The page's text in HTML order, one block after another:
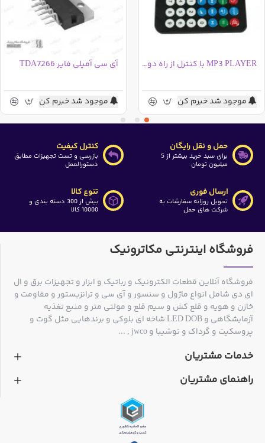
MP3 PLAYER با کنترل از راه دور و رادیو
موجود شد خبرم کن
آی سی آمپلی فایر TDA7266
موجود شد خبرم کن
حمل و نقل رایگان
برای سبد خرید بیشتر از 5
میلیون تومان
کنترل کیفیت
بازرسی و تست تجهیزات مطابق
دستورالعمل
ارسال فوری
تحویل روزانه سفارشات به
شرکت های حمل
تنوع کالا
بیش از 300 دسته بندی و
10000 کالا
فروشگاه اینترنتی مکاترونیک
فروشگاه آنلاین قطعات الکترونیک و رباتیک و ابزار و تجهیزات برق و ال
ای دی شامل انواع ماژول و سنسور و آی سی و ترانزیستور و مقاومت و
خازن و هویه و قلع کش و سیم قلع و مولتی متر و منبع تغذیه
آزمایشگاهی و LED DOB شاخه ای بلوکی و برندهایی مثل گوت و
پروسکیت و گرداک و توشیبا و jwco , ...
خدمات مشتریان
راهنمای مشتریان